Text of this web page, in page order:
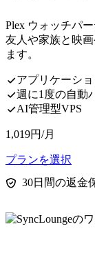
Plex ウォッチパ
友人や家族と映
ます。
アプリケーシ
週に1度の自動
AI管理型VPS
1,019円/月
プランを選択
30日間の返金